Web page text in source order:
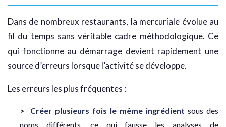
Dans de nombreux restaurants, la mercuriale évolue au
fil du temps sans véritable cadre méthodologique. Ce
qui fonctionne au démarrage devient rapidement une
source d’erreurs lorsque l’activité se développe.
Les erreurs les plus fréquentes :
Créer plusieurs fois le même ingrédient sous des
noms différents, ce qui fausse les analyses de